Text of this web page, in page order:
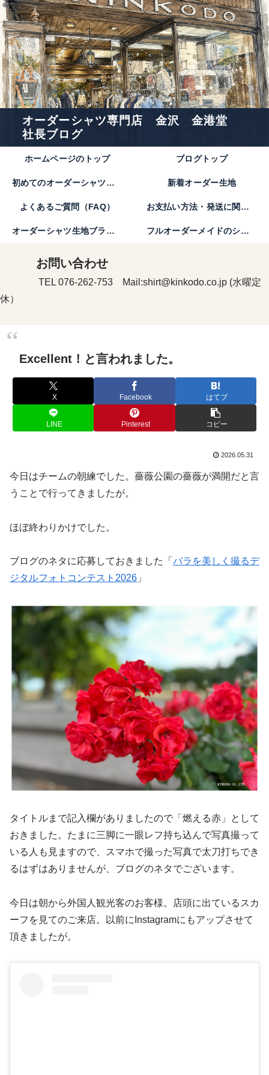
オーダーシャツ専門店 金沢 金港堂
社長ブログ
ホームページのトップ ブログトップ
初めてのオーダーシャツのご注文方法｜金港堂【公式】 新着オーダー生地
よくあるご質問（FAQ） お支払い方法・発送に関して
オーダーシャツ生地ブランド フルオーダーメイドのシャツとは。
お問い合わせ
TEL 076-262-753 Mail:shirt@kinkodo.co.jp (水曜定
休）
Excellent！と言われました。
X Facebook はてブ
LINE Pinterest コピー
2026.05.31
今日はチームの朝練でした。薔薇公園の薔薇が満開だと言
うことで行ってきましたが。
ほぼ終わりかけでした。
ブログのネタに応募しておきました「 バラを美しく撮るデ
ジタルフォトコンテスト2026 」
タイトルまで記入欄がありましたので「燃える赤」として
おきました。たまに三脚に一眼レフ持ち込んで写真撮って
いる人も見ますので、スマホで撮った写真で太刀打ちでき
るはずはありませんが、ブログのネタでございます。
今日は朝から外国人観光客のお客様。店頭に出ているスカ
ーフを見てのご来店。以前にInstagramにもアップさせて
頂きましたが。